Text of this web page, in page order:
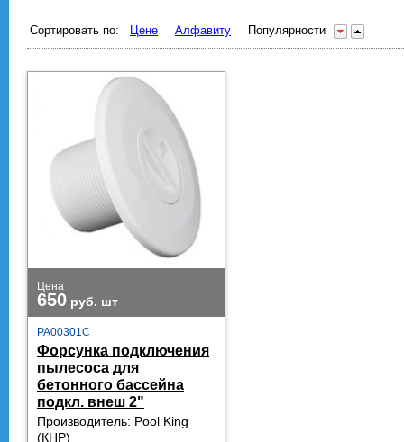
Сортировать по: Цене Алфавиту Популярности
Цена
650 руб. шт
PA00301C
Форсунка подключения
пылесоса для
бетонного бассейна
подкл. внеш 2"
Производитель: Pool King
(КНР)